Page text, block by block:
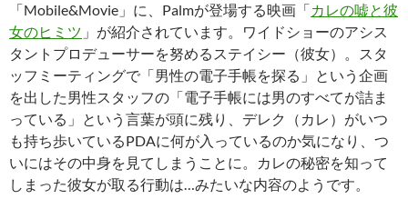
「Mobile&Movie」に、Palmが登場する映画「カレの嘘と彼
女のヒミツ 」が紹介されています。ワイドショーのアシス
タントプロデューサーを努めるステイシー（彼女）。スタ
ッフミーティングで「男性の電子手帳を探る」という企画
を出した男性スタッフの「電子手帳には男のすべてが詰ま
っている」という言葉が頭に残り、デレク（カレ）がいつ
も持ち歩いているPDAに何が入っているのか気になり、つ
いにはその中身を見てしまうことに。カレの秘密を知って
しまった彼女が取る行動は…みたいな内容のようです。